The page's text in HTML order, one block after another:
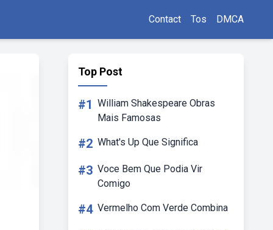
Contact Tos DMCA
Top Post
#1 William Shakespeare Obras
Mais Famosas
#2 What's Up Que Significa
#3 Voce Bem Que Podia Vir
Comigo
#4 Vermelho Com Verde Combina